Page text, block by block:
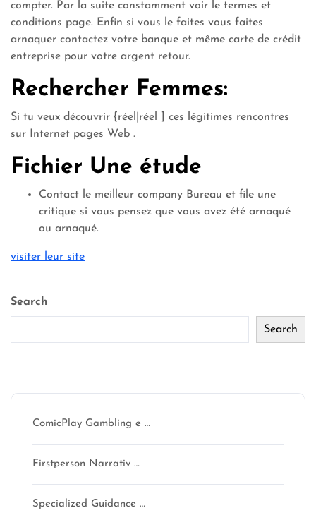
compter. Par la suite constamment voir le termes et
conditions page. Enfin si vous le faites vous faites
arnaquer contactez votre banque et même carte de crédit
entreprise pour votre argent retour.
Rechercher Femmes:
Si tu veux découvrir {réel|réel ] ces légitimes rencontres
sur Internet pages Web .
Fichier Une étude
Contact le meilleur company Bureau et file une
critique si vous pensez que vous avez été arnaqué
ou arnaqué.
visiter leur site
Search
Search
ComicPlay Gambling e …
Firstperson Narrativ …
Specialized Guidance …